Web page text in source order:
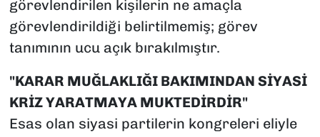
görevlendirilen kişilerin ne amaçla
görevlendirildiği belirtilmemiş; görev
tanımının ucu açık bırakılmıştır.
"KARAR MUĞLAKLIĞI BAKIMINDAN SİYASİ
KRİZ YARATMAYA MUKTEDİRDİR"
Esas olan siyasi partilerin kongreleri eliyle